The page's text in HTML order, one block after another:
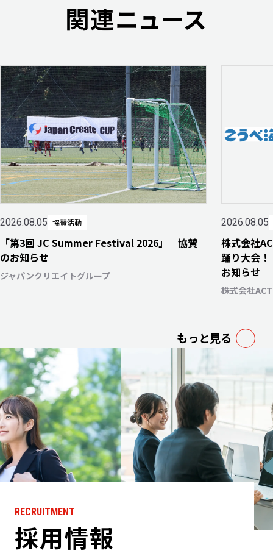
関連ニュース
2026.08.05 協賛活動
「第3回 JC Summer Festival 2026」 協賛
のお知らせ
ジャパンクリエイトグループ
2026.08.05
株式会社
踊り大会
お知らせ
株式会社
もっと見る
RECRUITMENT
採用情報